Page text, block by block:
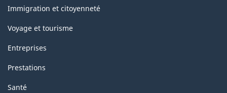
sujets
Immigration et citoyenneté
Voyage et tourisme
Entreprises
Prestations
Santé